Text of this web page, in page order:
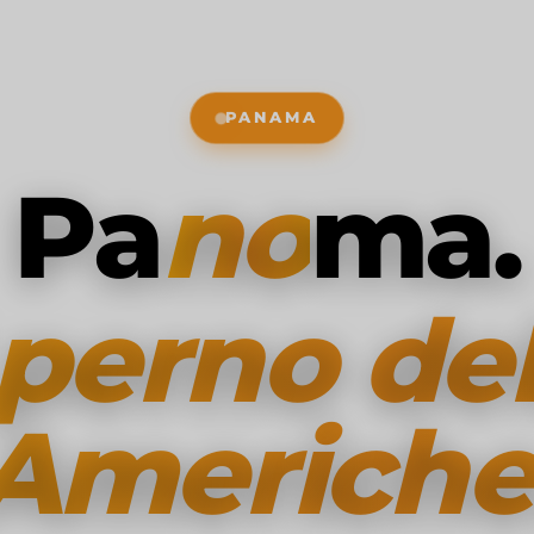
PANAMA
Panoma.